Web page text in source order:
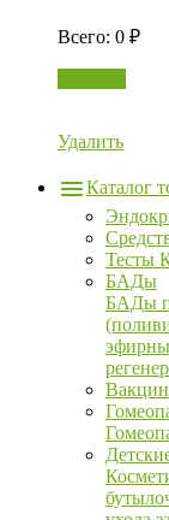
Всего: 0 ₽
Удалить
Каталог
Тесты
БАДы
БАДы